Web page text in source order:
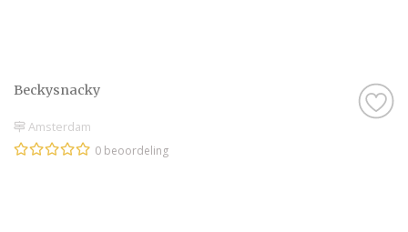
Beckysnacky
Amsterdam
0 beoordeling